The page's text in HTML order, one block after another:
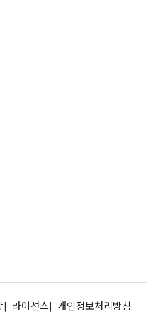
라이선스
개인정보처리방침